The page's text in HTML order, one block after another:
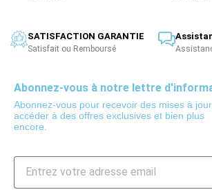
SATISFACTION GARANTIE
Satisfait ou Remboursé
Abonnez-vous à notre lettre
Abonnez-vous pour recevoir des mises à jour,
accéder à des offres exclusives et bien plus
encore.